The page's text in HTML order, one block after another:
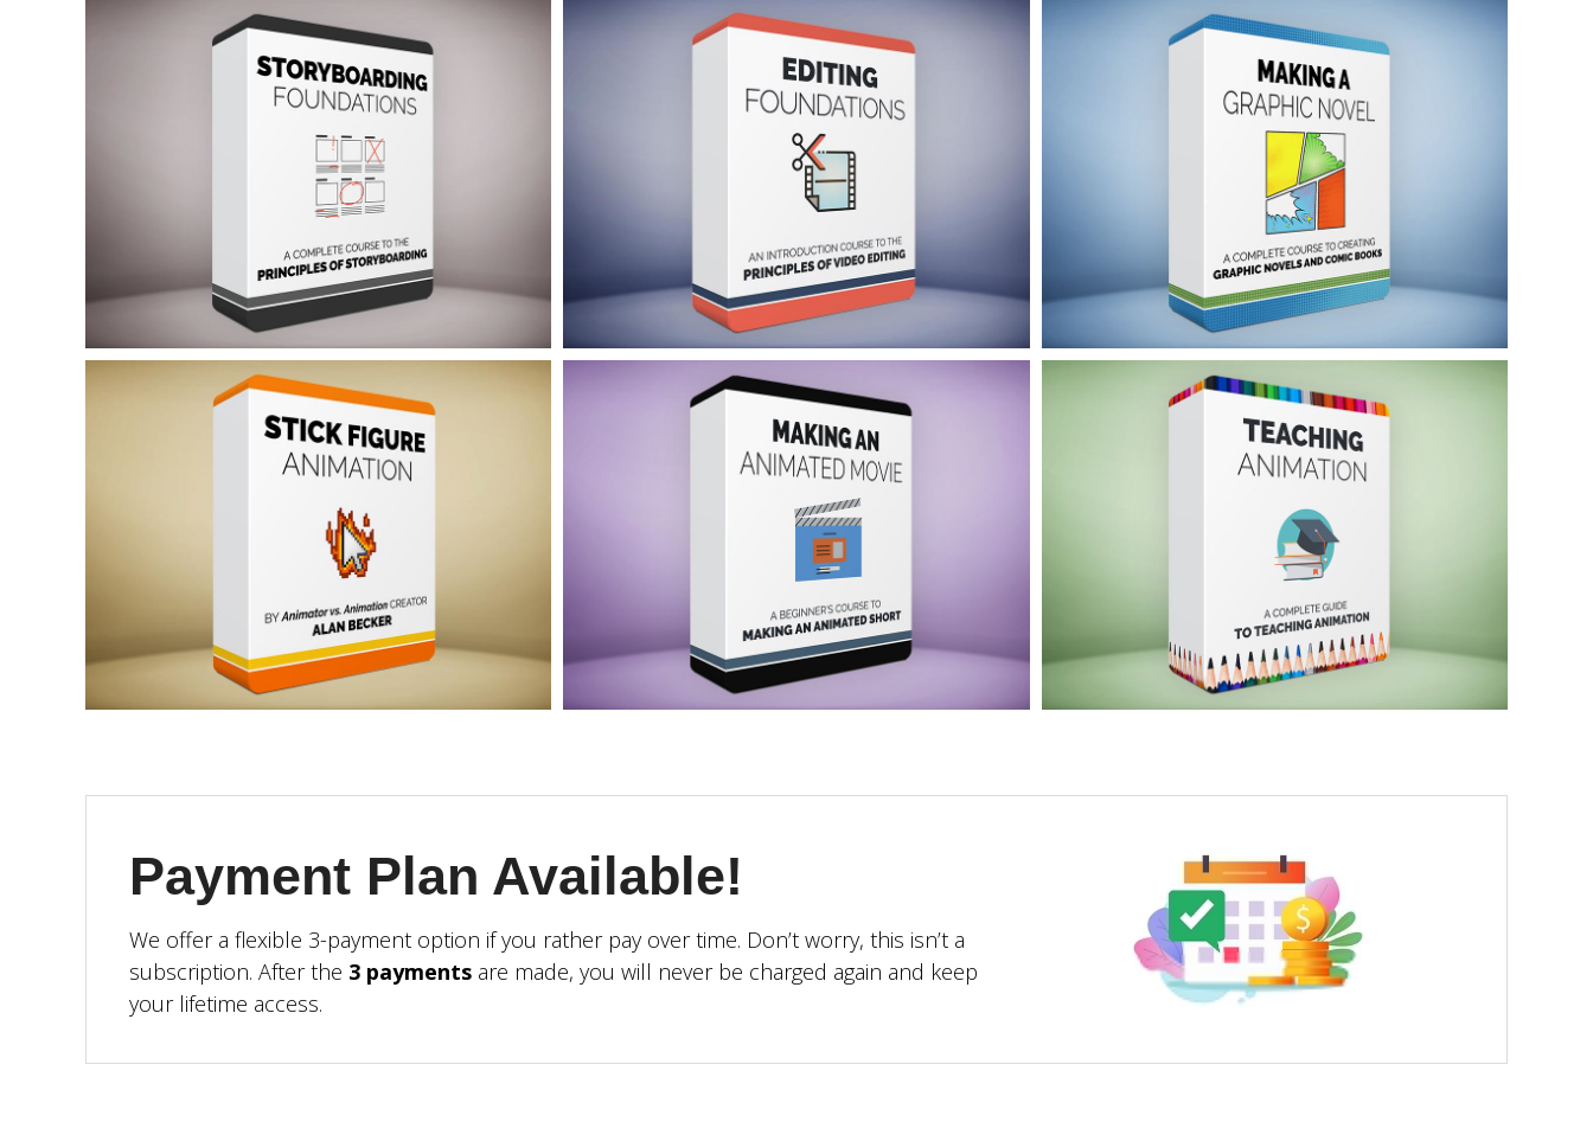
Payment Plan Available!
We offer a flexible 3-payment option if you rather pay over time. Don’t worry, this isn’t a
subscription. After the 3 payments are made, you will never be charged again and keep
your lifetime access.